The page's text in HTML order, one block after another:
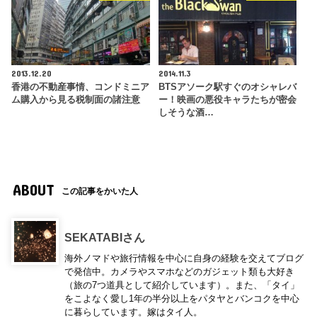
2013.12.20
香港の不動産事情、コンドミニア
ム購入から見る税制面の諸注意
2014.11.3
BTSアソーク駅すぐのオシャレバ
ー！映画の悪役キャラたちが密会
しそうな酒…
ABOUT この記事をかいた人
SEKATABIさん
海外ノマドや旅行情報を中心に自身の経験を交えてブログ
で発信中。カメラやスマホなどのガジェット類も大好き
（旅の7つ道具として紹介しています）。また、「タイ」
をこよなく愛し1年の半分以上をパタヤとバンコクを中心
に暮らしています。嫁はタイ人。